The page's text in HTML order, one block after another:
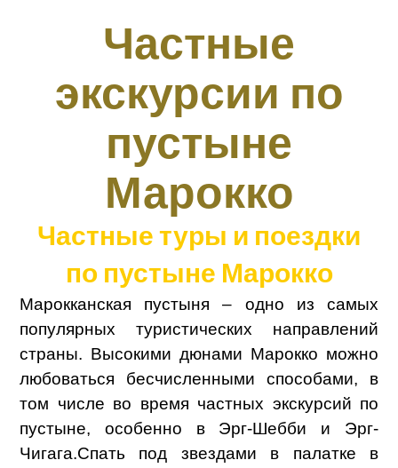
Частные
экскурсии по
пустыне
Марокко
Частные туры и поездки
по пустыне Марокко
Марокканская пустыня – одно из самых
популярных туристических направлений
страны. Высокими дюнами Марокко можно
любоваться бесчисленными способами, в
том числе во время частных экскурсий по
пустыне, особенно в Эрг-Шебби и Эрг-
Чигага.Спать под звездами в палатке в